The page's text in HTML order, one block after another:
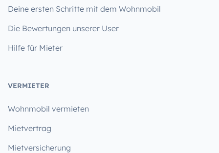
Deine ersten Schritte mit dem Wohnmobil
Die Bewertungen unserer User
Hilfe für Mieter
VERMIETER
Wohnmobil vermieten
Mietvertrag
Mietversicherung